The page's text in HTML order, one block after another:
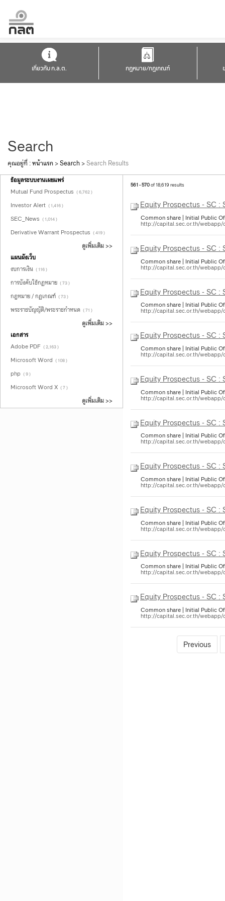
เกี่ยวกับ ก.ล.ต. กฎหมาย/กฎเกณฑ์
Search
คุณอยู่ที่ :หน้าแรก >Search >Search Results
ข้อมูลระบบงานเผยแพร่
Mutual Fund Prospectus ( 6,762 )
Investor Alert ( 1,416 )
SEC_News ( 1,014 )
Derivative Warrant Prospectus ( 419 )
ดูเพิ่มเติม >>
แผนผังเว็บ
งบการเงิน ( 116 )
การบังคับใช้กฏหมาย ( 73 )
กฎหมาย / กฏเกณฑ์ ( 73 )
พระราชบัญญัติ/พระราชกำหนด ( 71 )
ดูเพิ่มเติม >>
เอกสาร
Adobe PDF ( 2,163 )
Microsoft Word ( 108 )
php ( 9 )
Microsoft Word X ( 7 )
ดูเพิ่มเติม >>
561 - 570of 18,619 results
Equity Prospectus - SC :
Common share | Initial Public
http://capital.sec.or.th/
Equity Prospectus - SC :
Common share | Initial Public
http://capital.sec.or.th/
Equity Prospectus - SC :
Common share | Initial Public
http://capital.sec.or.th/
Equity Prospectus - SC :
Common share | Initial Public
http://capital.sec.or.th/
Equity Prospectus - SC :
Common share | Initial Public
http://capital.sec.or.th/
Equity Prospectus - SC :
Common share | Initial Public
http://capital.sec.or.th/
Equity Prospectus - SC :
Common share | Initial Public
http://capital.sec.or.th/
Equity Prospectus - SC :
Common share | Initial Public
http://capital.sec.or.th/
Equity Prospectus - SC :
Common share | Initial Public
http://capital.sec.or.th/
Equity Prospectus - SC :
Common share | Initial Public
http://capital.sec.or.th/
Previous